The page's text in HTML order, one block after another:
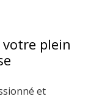
plein
et